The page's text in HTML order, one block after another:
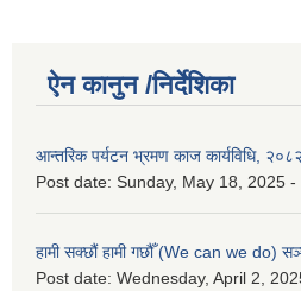
ऐन कानुन /निर्देशिका
आन्तरिक पर्यटन भ्रमण काज कार्यविधि, २०८२
Post date: Sunday, May 18, 2025 -
हामी सक्छौं हामी गछौँ (We can we do)
Post date: Wednesday, April 2,